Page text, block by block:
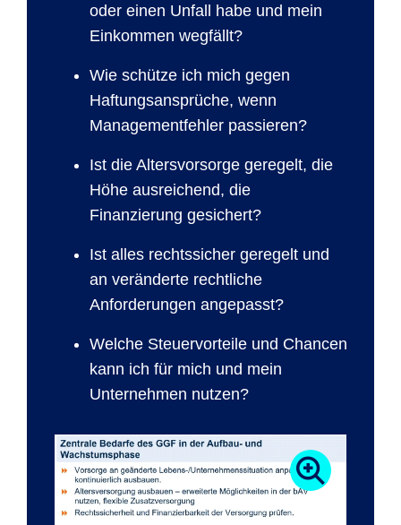
oder einen Unfall habe und mein
Einkommen wegfällt?
Wie schütze ich mich gegen
Haftungsansprüche, wenn
Managementfehler passieren?
Ist die Altersvorsorge geregelt, die
Höhe ausreichend, die
Finanzierung gesichert?
Ist alles rechtssicher geregelt und
an veränderte rechtliche
Anforderungen angepasst?
Welche Steuervorteile und Chancen
kann ich für mich und mein
Unternehmen nutzen?